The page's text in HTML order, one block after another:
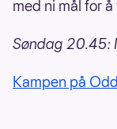
med ni mål for
Søndag 20.45:
Kampen på